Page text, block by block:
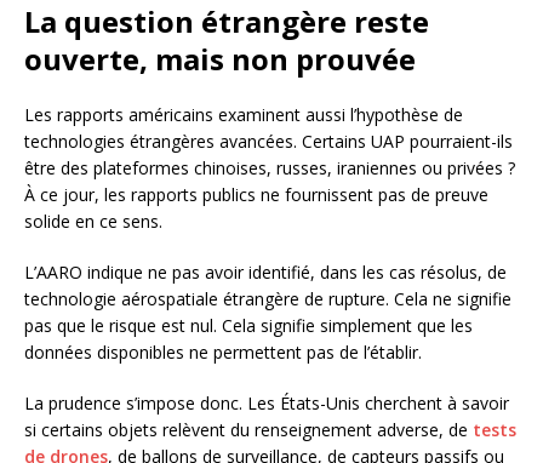
La question étrangère reste
ouverte, mais non prouvée
Les rapports américains examinent aussi l’hypothèse de
technologies étrangères avancées. Certains UAP pourraient-ils
être des plateformes chinoises, russes, iraniennes ou privées ?
À ce jour, les rapports publics ne fournissent pas de preuve
solide en ce sens.
L’AARO indique ne pas avoir identifié, dans les cas résolus, de
technologie aérospatiale étrangère de rupture. Cela ne signifie
pas que le risque est nul. Cela signifie simplement que les
données disponibles ne permettent pas de l’établir.
La prudence s’impose donc. Les États-Unis cherchent à savoir
si certains objets relèvent du renseignement adverse, de tests
de drones, de ballons de surveillance, de capteurs passifs ou